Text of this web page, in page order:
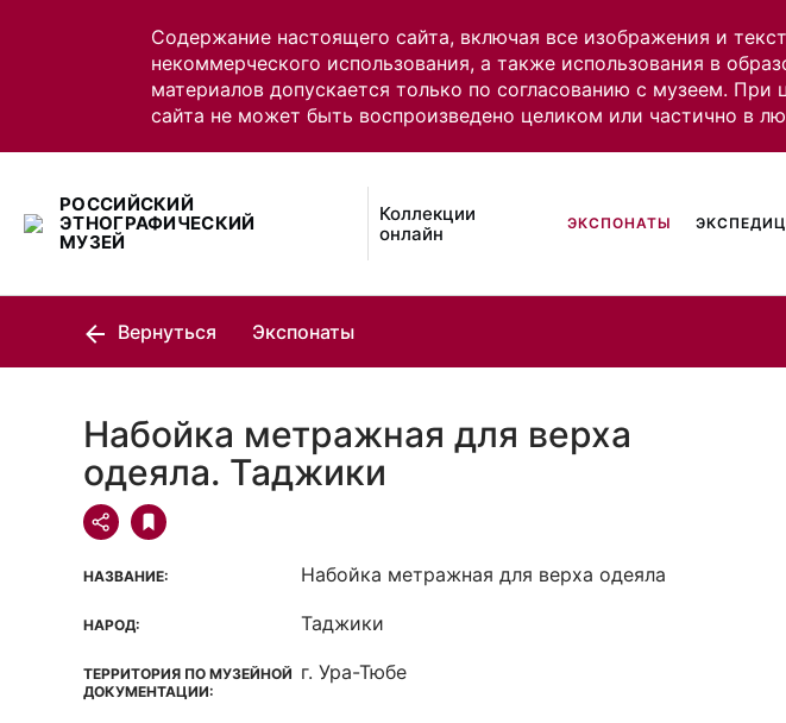
Содержание настоящего сайта, включая все изображения и
некоммерческого использования, а также использования в
материалов допускается только по согласованию с музеем.
сайта не может быть воспроизведено целиком или частично в
РОССИЙСКИЙ
ЭТНОГРАФИЧЕСКИЙ
МУЗЕЙ
Коллекции
онлайн
ЭКСПОНАТЫ
Вернуться Экспонаты
Набойка метражная для верха
одеяла. Таджики
НАЗВАНИЕ: Набойка метражная для верха одеяла
НАРОД: Таджики
ТЕРРИТОРИЯ ПО МУЗЕЙНОЙ
ДОКУМЕНТАЦИИ:
г. Ура-Тюбе